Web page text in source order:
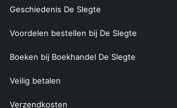
Geschiedenis De Slegte
Voordelen bestellen bij De Slegte
Boeken bij Boekhandel De Slegte
Veilig betalen
Verzendkosten